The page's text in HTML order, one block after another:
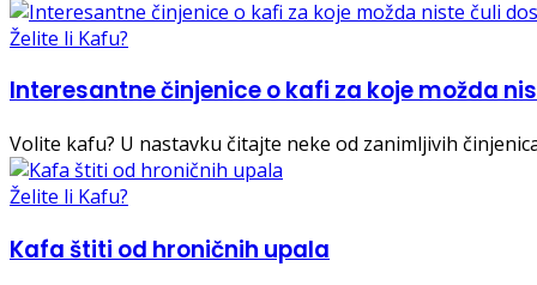
Želite li Kafu?
Interesantne činjenice o kafi za koje možda
Volite kafu? U nastavku čitajte neke od zanimljivih
Želite li Kafu?
Kafa štiti od hroničnih upala